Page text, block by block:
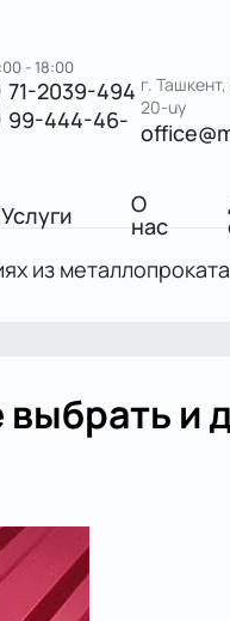
- 18:00
71-2039-494
99-444-46-
г.
20-uy
Услуги О
нас
из
и